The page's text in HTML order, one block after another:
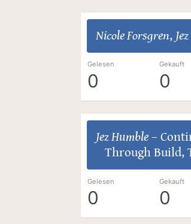
Nicole Forsgren,
Gelesen
0
Gekauft
0
Jez Humble–
Through Build,
Gelesen
0
Gekauft
0